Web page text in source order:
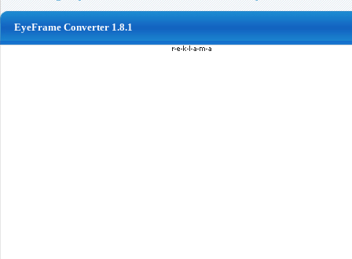
EyeFrame Converter 1.8.1